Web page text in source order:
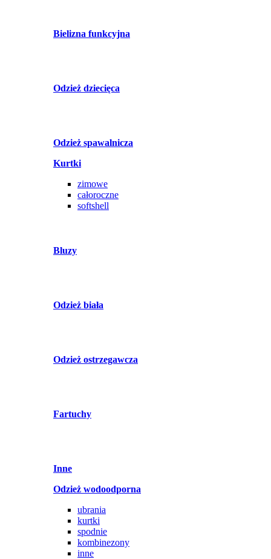
Bielizna funkcyjna
Odzież dziecięca
Odzież spawalnicza
Kurtki
zimowe
całoroczne
softshell
Bluzy
Odzież biała
Odzież ostrzegawcza
Fartuchy
Inne
Odzież wodoodporna
ubrania
kurtki
spodnie
kombinezony
inne